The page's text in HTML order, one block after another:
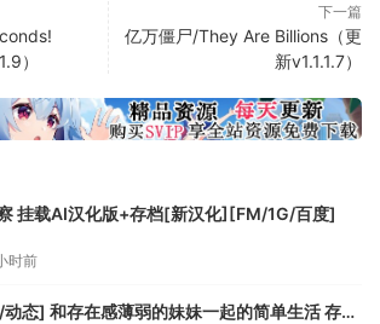
战术 RTS 游戏中与敌军对抗。
独立的阶段，不同的部队随着时间的推移
军队的活动，为变化莫测的战场增添多样
了解战斗中的此消彼长。牵制住对手的步
境：
）
下一篇
亿万僵尸/They Are Billions（更
新v1.1.1.7）
挂载AI汉化版+存档[新汉化][FM/1G/百度]
时前
态] 和存在感薄弱的妹妹一起的简单生活 存在